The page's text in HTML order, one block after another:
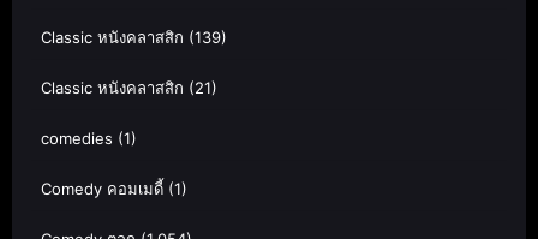
Classic หนังคลาสสิก (139)
Classic หนังคลาสสิก (21)
comedies (1)
Comedy คอมเมดี้ (1)